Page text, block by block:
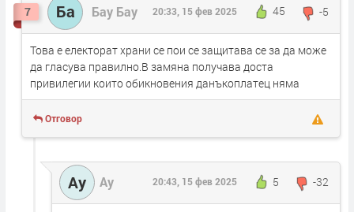
7 Ба Бау Бау 45 -5
20:33, 15 фев 2025
Това е електорат храни се пои се защитава се за да може
да гласува правилно.В замяна получава доста
привилегии които обикновения данъкоплатец няма
Отговор
Ау Ау 5 -32
20:43, 15 фев 2025